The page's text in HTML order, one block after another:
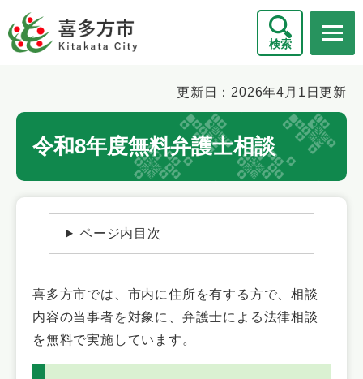
ー
ジ
検索
文
更新日：2026年4月1日更新
令和8年度無料弁護士相談
ページ内目次
喜多方市では、市内に住所を有する方で、相談
内容の当事者を対象に、弁護士による法律相談
を無料で実施しています。